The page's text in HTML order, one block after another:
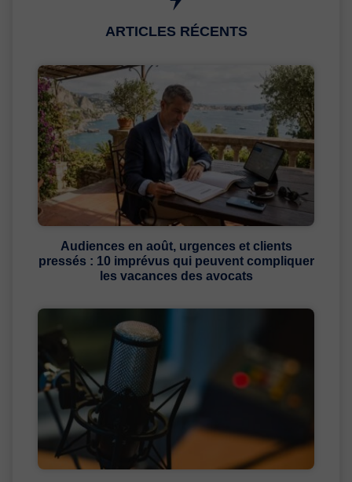
ARTICLES RÉCENTS
Audiences en août, urgences et clients
pressés : 10 imprévus qui peuvent compliquer
les vacances des avocats